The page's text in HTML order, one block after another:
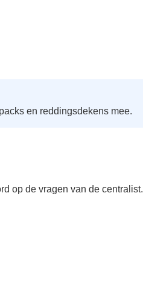
en reddingsdekens mee.
op de vragen van de centralist.